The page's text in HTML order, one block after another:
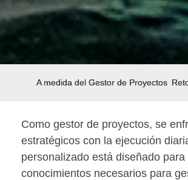
A medida del Gestor de Proyectos
Como gestor de proyectos, se
estratégicos con la ejecución
personalizado está diseñado
conocimientos necesarios para